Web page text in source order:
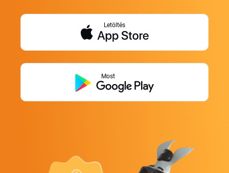
Letöltés
Most